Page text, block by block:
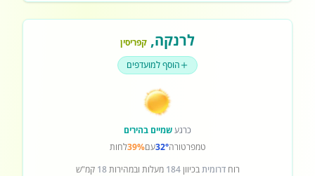
לרנקה, קפריסין
הוסף למועדפים
כרגעשמיים בהירים
טמפרטורה32°עם39%לחות
רוחדרומיתבכיוון184 מעלות ובמהירות18 קמ"ש